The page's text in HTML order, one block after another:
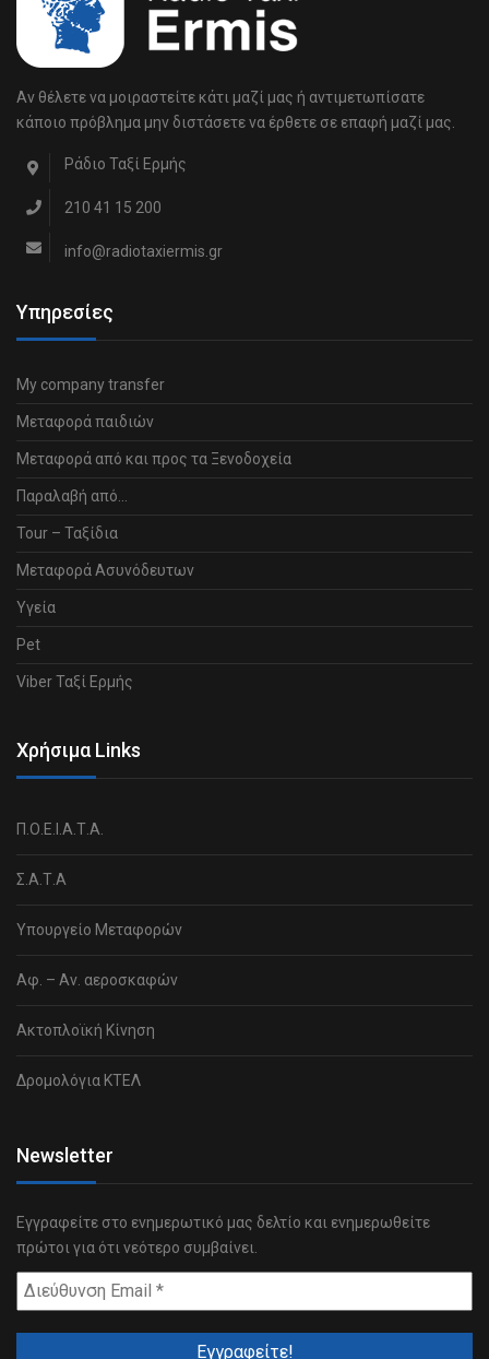
Αν θέλετε να μοιραστείτε κάτι μαζί μας ή αντιμετωπίσατε
κάποιο πρόβλημα μην διστάσετε να έρθετε σε επαφή μαζί μας.
Ράδιο Ταξί Ερμής
210 41 15 200
info@radiotaxiermis.gr
Υπηρεσίες
My company transfer
Μεταφορά παιδιών
Μεταφορά από και προς τα Ξενοδοχεία
Παραλαβή από…
Tour – Ταξίδια
Μεταφορά Ασυνόδευτων
Υγεία
Pet
Viber Ταξί Ερμής
Χρήσιμα Links
Π.Ο.Ε.Ι.Α.Τ.Α.
Σ.Α.Τ.Α
Υπουργείο Μεταφορών
Αφ. – Αν. αεροσκαφών
Ακτοπλοϊκή Κίνηση
Δρομολόγια ΚΤΕΛ
Newsletter
Εγγραφείτε στο ενημερωτικό μας δελτίο και ενημερωθείτε
πρώτοι για ότι νεότερο συμβαίνει.